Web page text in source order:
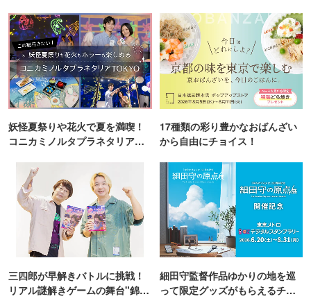
妖怪夏祭りや花火で夏を満喫！
コニカミノルタプラネタリア
17種類の彩り豊かなおばんざい
から自由にチョイス！
三四郎が早解きバトルに挑戦！
リアル謎解きゲームの舞台"錦糸
細田守監督作品ゆかりの地を巡
って限定グッズがもらえるチャ